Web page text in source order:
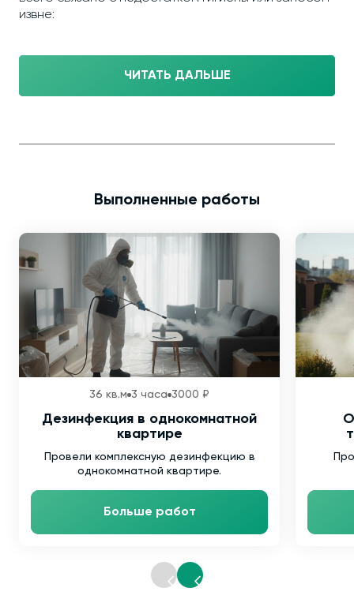
извне:
ЧИТАТЬ ДАЛЬШЕ
Выполненные работы
36 кв.м 3 часа 3000 ₽
Дезинфекция в однокомнатной
квартире
Провели комплексную дезинфекцию в
однокомнатной квартире.
Больше работ